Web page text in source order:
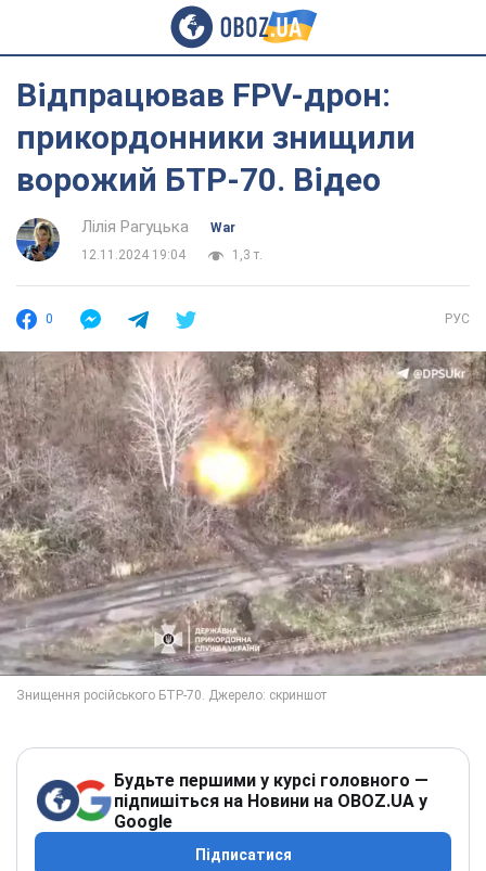
Відпрацював FPV-дрон:
прикордонники знищили
ворожий БТР-70. Відео
Лілія Рагуцька
War
12.11.2024 19:04
1,3 т.
0 РУС
Будьте першими у курсі головного —
підпишіться на Новини на OBOZ.UA у
Google
Підписатися